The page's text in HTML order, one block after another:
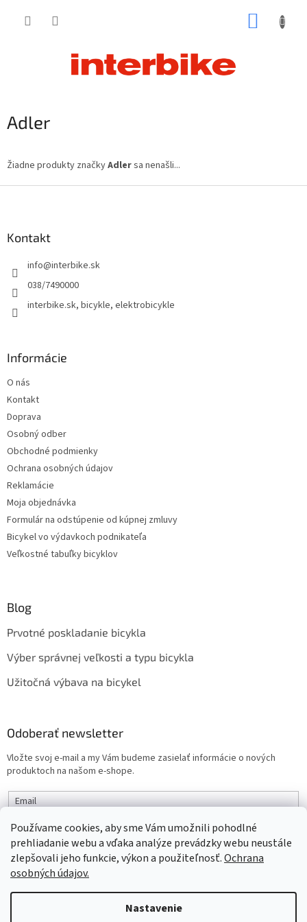
Používame cookies, aby sme Vám umožnili pohodlné
prehliadanie webu a vďaka analýze prevádzky webu neustále
zlepšovali jeho funkcie, výkon a použiteľnosť.Ochrana
osobných údajov.
Nastavenie
Adler
Žiadne produkty značkyAdlersa nenašli...
Kontakt
info@interbike.sk
038/7490000
interbike.sk, bicykle, elektrobicykle
Informácie
O nás
Kontakt
Doprava
Osobný odber
Obchodné podmienky
Ochrana osobných údajov
Reklamácie
Moja objednávka
Formulár na odstúpenie od kúpnej zmluvy
Bicykel vo výdavkoch podnikateľa
Veľkostné tabuľky bicyklov
Blog
Prvotné poskladanie bicykla
Výber správnej veľkosti a typu bicykla
Užitočná výbava na bicykel
Odoberať newsletter
Vložte svoj e-mail a my Vám budeme zasielať informácie o nových
produktoch na našom e-shope.
Email
PRIHLÁSIŤ SA